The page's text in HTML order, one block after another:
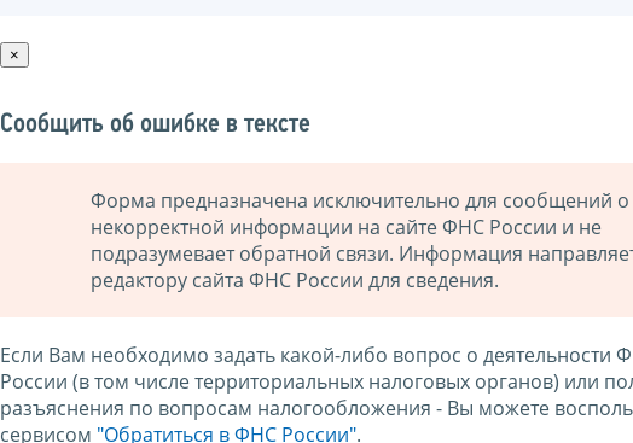
×
Сообщить об ошибке в тексте
Форма предназначена исключительно для сообщений о
некорректной информации на сайте ФНС России и не
подразумевает обратной связи. Информация
редактору сайта ФНС России для сведения.
Если Вам необходимо задать какой-либо вопрос о деятельности
России (в том числе территориальных налоговых органов) или
разъяснения по вопросам налогообложения - Вы можете
сервисом "Обратиться в ФНС России".